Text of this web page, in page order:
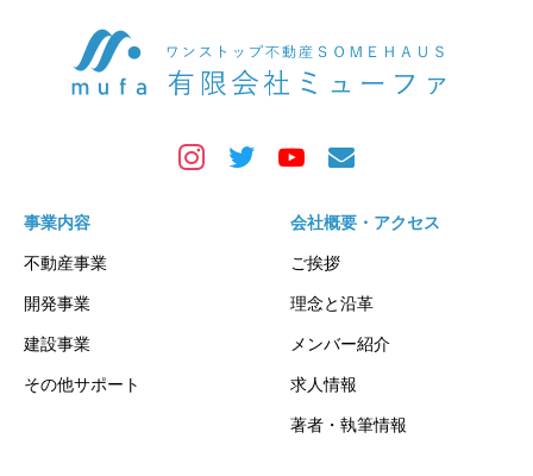
事業内容
不動産事業
開発事業
建設事業
その他サポート
会社概要・アクセス
ご挨拶
理念と沿革
メンバー紹介
求人情報
著者・執筆情報